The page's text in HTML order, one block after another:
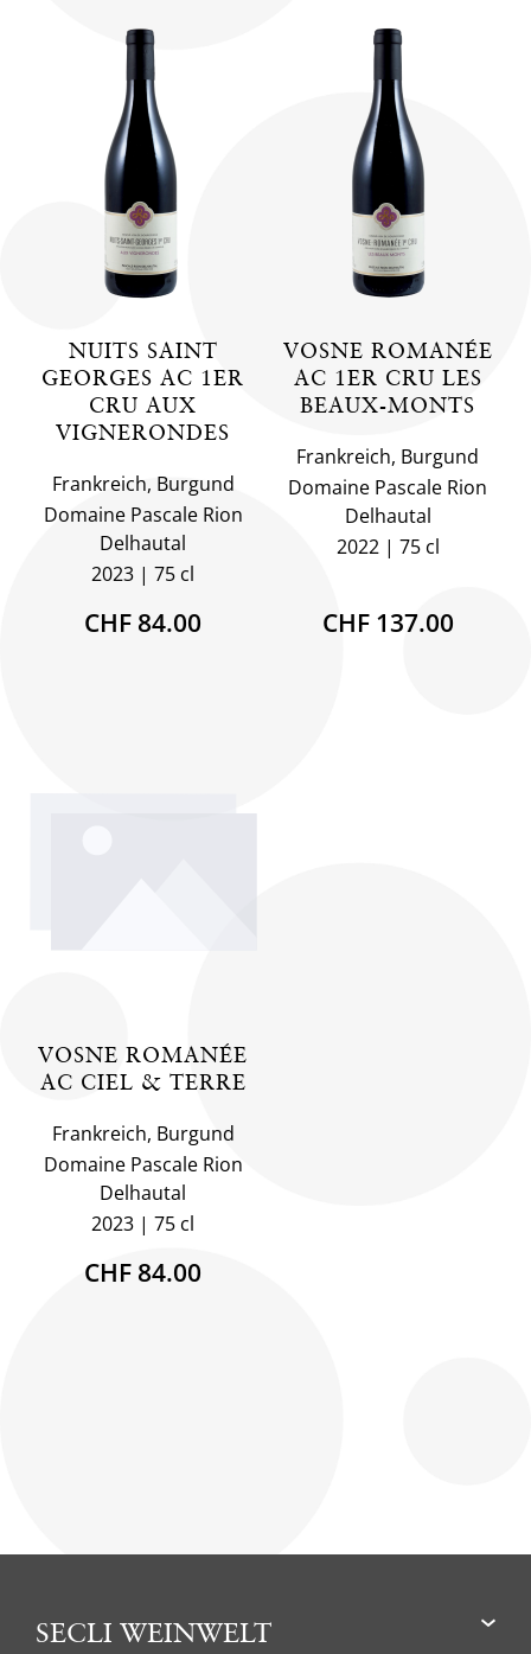
NUITS SAINT
GEORGES AC 1ER
CRU AUX
VIGNERONDES
Frankreich, Burgund
Domaine Pascale Rion
Delhautal
2023
75 cl
CHF 84.00
VOSNE ROMANÉE
AC 1ER CRU LES
BEAUX-MONTS
Frankreich, Burgund
Domaine Pascale Rion
Delhautal
2022
75 cl
CHF 137.00
VOSNE ROMANÉE
AC CIEL & TERRE
Frankreich, Burgund
Domaine Pascale Rion
Delhautal
2023
75 cl
CHF 84.00
SECLI WEINWELT